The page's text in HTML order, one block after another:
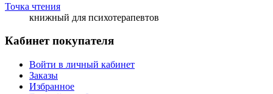
Точка чтения
книжный для психотерапевтов
Кабинет покупателя
Войти в личный кабинет
Заказы
Избранное